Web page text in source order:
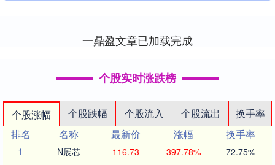
一鼎盈文章已加载完成
个股实时涨跌榜
个股涨幅 个股跌幅 个股流入 个股流出
换手率
排名
名称 最新价 涨幅
换手率
1
N展芯 116.73 397.78% 72.75%